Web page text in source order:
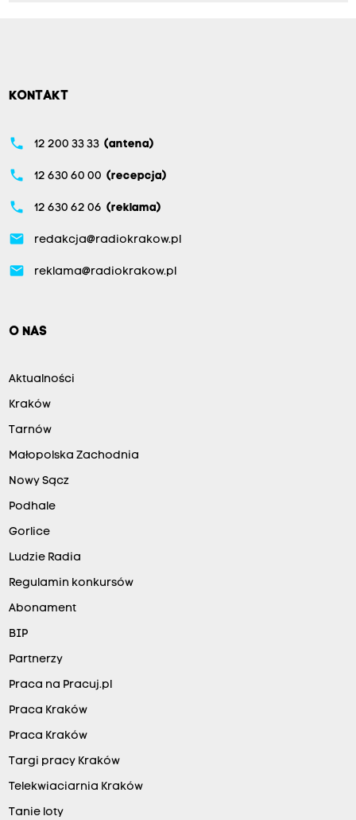
KONTAKT
phone 12 200 33 33 (antena)
phone 12 630 60 00 (recepcja)
phone 12 630 62 06 (reklama)
email redakcja@radiokrakow.pl
email reklama@radiokrakow.pl
O NAS
Aktualności
Kraków
Tarnów
Małopolska Zachodnia
Nowy Sącz
Podhale
Gorlice
Ludzie Radia
Regulamin konkursów
Abonament
BIP
Partnerzy
Praca na Pracuj.pl
Praca Kraków
Praca Kraków
Targi pracy Kraków
Telekwiaciarnia Kraków
Tanie loty